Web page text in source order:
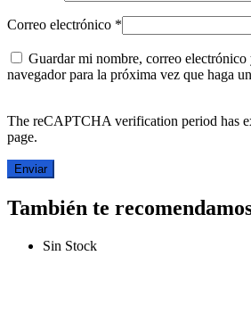
Correo electrónico *
Guardar mi nombre, correo electrónico
navegador para la próxima vez que haga
The reCAPTCHA verification period has
page.
También te
Sin Stock